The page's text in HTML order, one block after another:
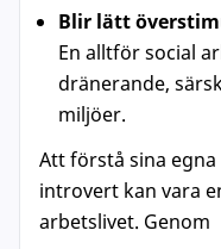
Blir lätt
En alltför social
dränerande,
miljöer.
Att förstå sina
introvert kan vara
arbetslivet. Genom